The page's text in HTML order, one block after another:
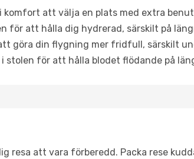
komfort att välja en plats med extra
för att hålla dig hydrerad, särskilt på
göra din flygning mer fridfull, särskilt
stolen för att hålla blodet flödande på
att vara förberedd. Packa rese